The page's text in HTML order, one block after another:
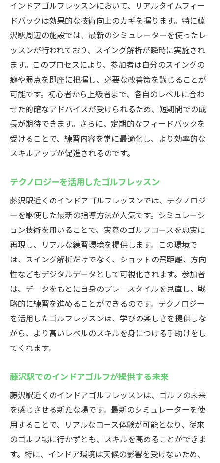
インドアゴルフレッスンにおいて、リアルタイムフィー
ドバックは効果的な技術向上のカギを握ります。特に藤
沢駅周辺の施設では、最新のシミュレーターを使ったレ
ッスンが行われており、スイング解析が瞬時に実施され
ます。このプロセスにより、参加者は自分のスイングの
癖や弱点を即座に把握し、必要な改善策を講じることが
可能です。初心者から上級者まで、各自のレベルに合わ
せた的確なアドバイスが受けられるため、短期間での成
長が期待できます。さらに、定期的なフィードバックを
受けることで、練習内容を常に最適化し、より効率的な
スキルアップが促進されるのです。
テクノロジーを活用したゴルフレッスン
藤沢駅近くのインドアゴルフレッスンでは、テクノロジ
ーを駆使した最新の指導方法が人気です。シミュレーシ
ョン技術を用いることで、実際のゴルフコースを忠実に
再現し、リアルな練習環境を提供します。この環境で
は、スイング解析だけでなく、ショットの飛距離、方向
性などもデジタルデータとして可視化されます。参加者
は、データをもとに自身のプレースタイルを見直し、戦
略的に練習を進めることができるのです。テクノロジー
を活用したゴルフレッスンは、学びの楽しさを提供しな
がら、より高いレベルのスキルを身につける手助けをし
てくれます。
藤沢駅でのインドアゴルフが提供する未来
藤沢駅近くのインドアゴルフレッスンは、ゴルフの未来
を感じさせる新たな場です。最新のシミュレーターを使
用することで、リアルなコース体験が可能となり、従来
のゴルフ場に行かずとも、スキルを高めることができま
す。特に、インドア環境は天候の影響を受けないため、